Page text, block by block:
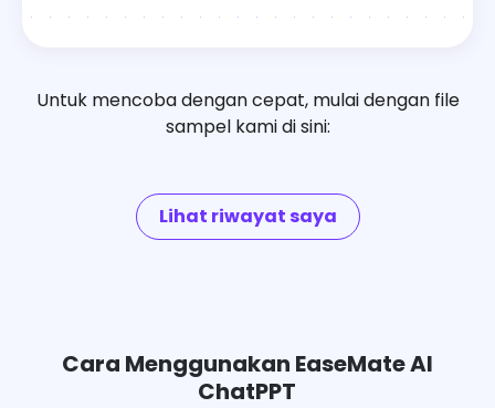
Untuk mencoba dengan cepat, mulai dengan file
sampel kami di sini:
Lihat riwayat saya
Cara Menggunakan EaseMate AI
ChatPPT